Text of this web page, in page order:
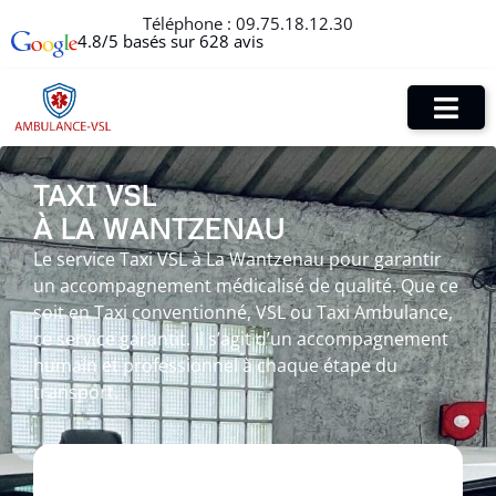
Téléphone : 09.75.18.12.30
4.8/5 basés sur 628 avis
TAXI VSL
À LA WANTZENAU
Le service Taxi VSL à La Wantzenau pour garantir
un accompagnement médicalisé de qualité. Que ce
soit en Taxi conventionné, VSL ou Taxi Ambulance,
ce service garantit. Il s’agit d’un accompagnement
humain et professionnel à chaque étape du
transport.